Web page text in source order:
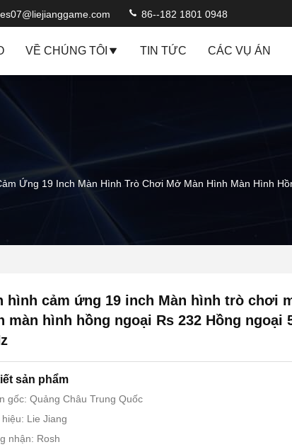
86--182 1801 0948
VỀ CHÚNG TÔI TIN TỨC CÁC VỤ ÁN
Ứng 19 Inch Màn Hình Trò Chơi Mở Màn Hình Màn Hình
hình cảm ứng 19 inch Màn hình trò chơi
màn hình hồng ngoại Rs 232 Hồng ngoại
sản phẩm
gốc: Quảng Châu Trung Quốc
hiệu: Lie Jiang
nhận: Rosh